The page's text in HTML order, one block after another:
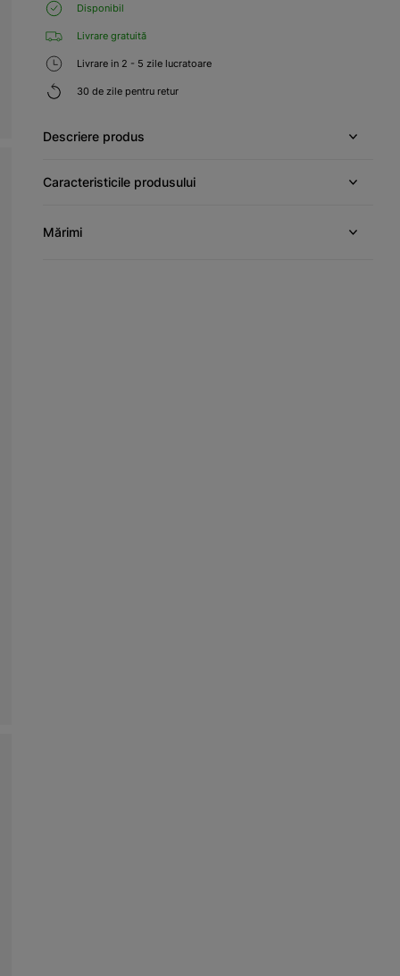
Disponibil
Livrare gratuită
Livrare in 2 - 5 zile lucratoare
30 de zile pentru retur
Descriere produs
Caracteristicile produsului
Mărimi